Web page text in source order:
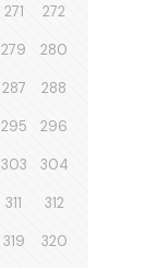
271 272
279 280
287 288
295 296
303 304
311 312
319 320